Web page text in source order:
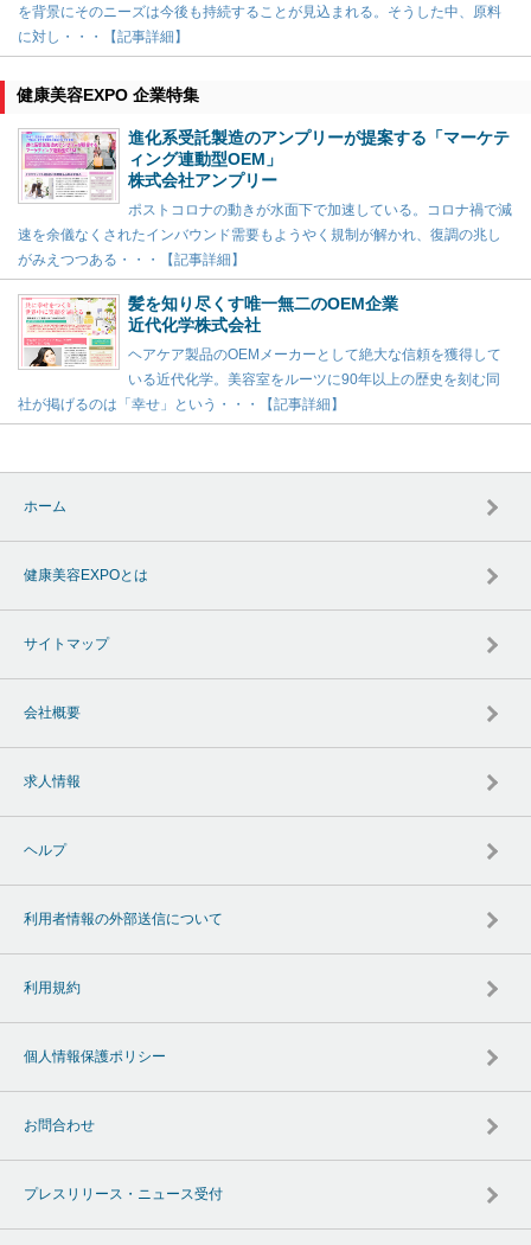
を背景にそのニーズは今後も持続することが見込まれる。そうした中、原料
に対し・・・【記事詳細】
健康美容EXPO 企業特集
進化系受託製造のアンプリーが提案する「マーケテ
ィング連動型OEM」
株式会社アンプリー
ポストコロナの動きが水面下で加速している。コロナ禍で減
速を余儀なくされたインバウンド需要もようやく規制が解かれ、復調の兆し
がみえつつある・・・【記事詳細】
髪を知り尽くす唯一無二のOEM企業
近代化学株式会社
ヘアケア製品のOEMメーカーとして絶大な信頼を獲得して
いる近代化学。美容室をルーツに90年以上の歴史を刻む同
社が掲げるのは「幸せ」という・・・【記事詳細】
ホーム
健康美容EXPOとは
サイトマップ
会社概要
求人情報
ヘルプ
利用者情報の外部送信について
利用規約
個人情報保護ポリシー
お問合わせ
プレスリリース・ニュース受付